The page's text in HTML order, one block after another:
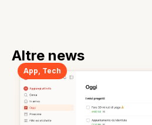
Altre news
App Tech